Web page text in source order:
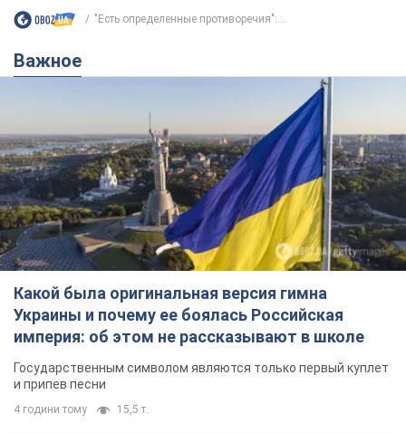
"Есть определенные противоречия":...
Важное
Какой была оригинальная версия гимна
Украины и почему ее боялась Российская
империя: об этом не рассказывают в школе
Государственным символом являются только первый куплет
и припев песни
4 години тому 15,5 т.